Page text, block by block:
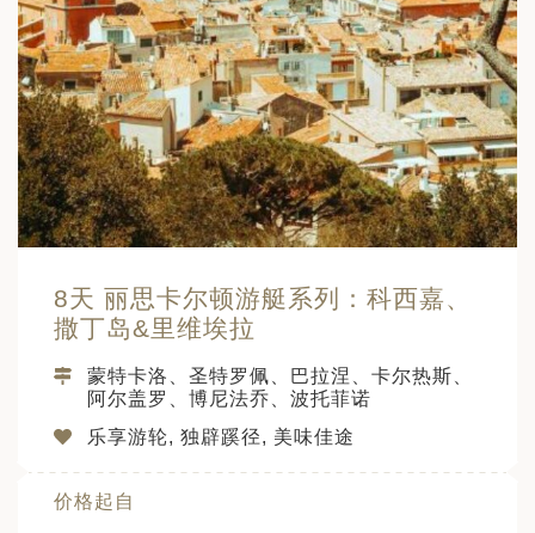
8天 丽思卡尔顿游艇系列：科西嘉、
撒丁岛&里维埃拉
蒙特卡洛、圣特罗佩、巴拉涅、卡尔热斯、
阿尔盖罗、博尼法乔、波托菲诺
乐享游轮, 独辟蹊径, 美味佳途
价格起自